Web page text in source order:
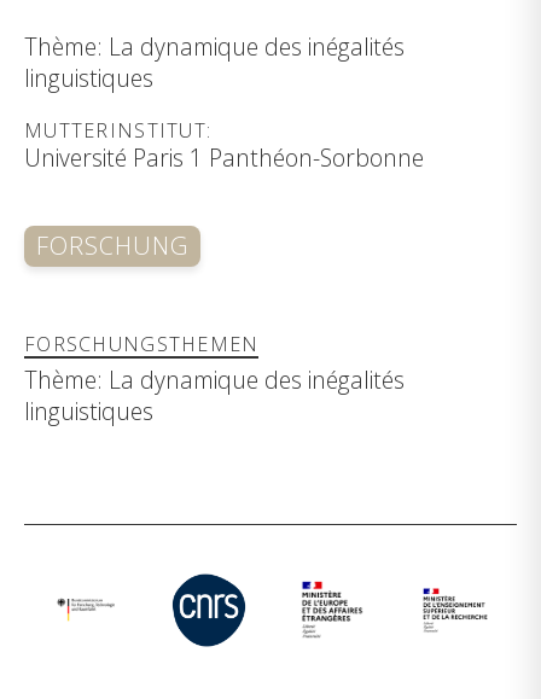
Thème: La dynamique des inégalités
linguistiques
MUTTERINSTITUT:
Université Paris 1 Panthéon-Sorbonne
FORSCHUNG
FORSCHUNGSTHEMEN
Thème: La dynamique des inégalités
linguistiques